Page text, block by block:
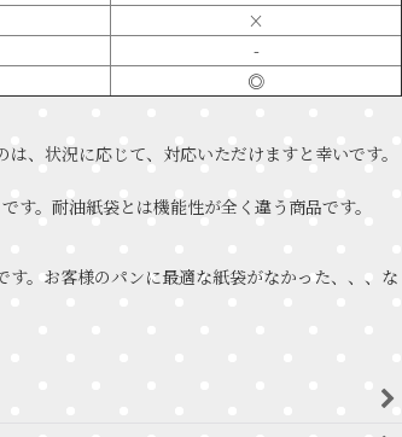
×
-
◎
、状況に応じて、対応いただけますと幸いです。
。耐油紙袋とは機能性が全く違う商品です。
。お客様のパンに最適な紙袋がなかった、、、な